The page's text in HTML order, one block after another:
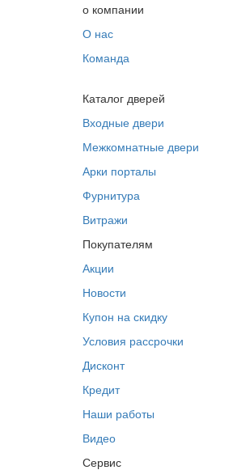
о компании
О нас
Команда
Каталог дверей
Входные двери
Межкомнатные двери
Арки порталы
Фурнитура
Витражи
Покупателям
Акции
Новости
Купон на скидку
Условия рассрочки
Дисконт
Кредит
Наши работы
Видео
Сервис